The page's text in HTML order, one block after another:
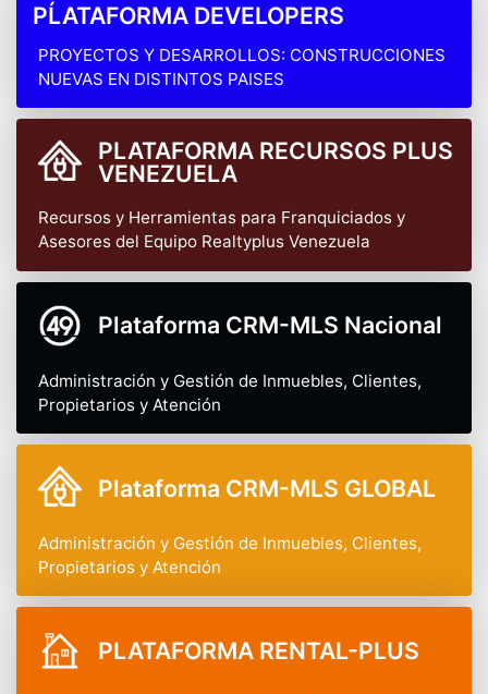
PĹATAFORMA DEVELOPERS
PROYECTOS Y DESARROLLOS: CONSTRUCCIONES
NUEVAS EN DISTINTOS PAISES
PLATAFORMA RECURSOS PLUS
VENEZUELA
Recursos y Herramientas para Franquiciados y
Asesores del Equipo Realtyplus Venezuela
Plataforma CRM-MLS Nacional
Administración y Gestión de Inmuebles, Clientes,
Propietarios y Atención
Plataforma CRM-MLS GLOBAL
Administración y Gestión de Inmuebles, Clientes,
Propietarios y Atención
PLATAFORMA RENTAL-PLUS